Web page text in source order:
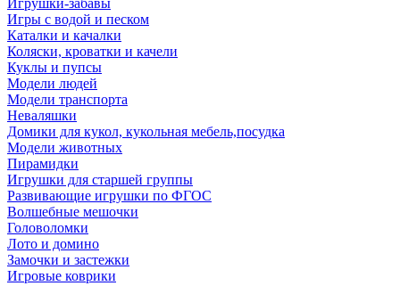
Игрушки-забавы
Игры с водой и песком
Каталки и качалки
Коляски, кроватки и качели
Куклы и пупсы
Модели людей
Модели транспорта
Неваляшки
Домики для кукол, кукольная мебель,посудка
Модели животных
Пирамидки
Игрушки для старшей группы
Развивающие игрушки по ФГОС
Волшебные мешочки
Головоломки
Лото и домино
Замочки и застежки
Игровые коврики